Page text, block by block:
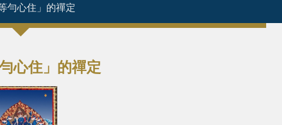
勻心住」的禪定
心住」的禪定